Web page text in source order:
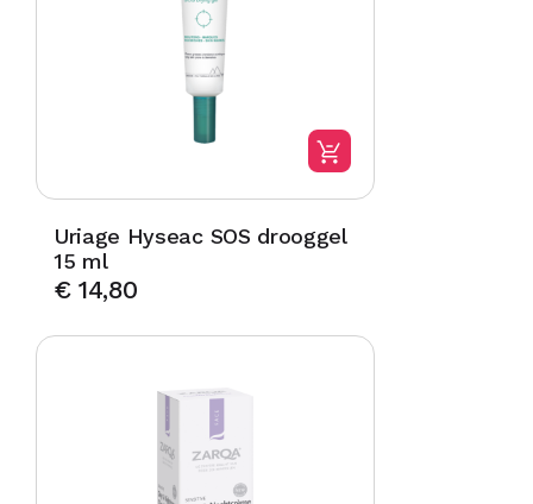
Uriage Hyseac SOS drooggel
15 ml
€14,80